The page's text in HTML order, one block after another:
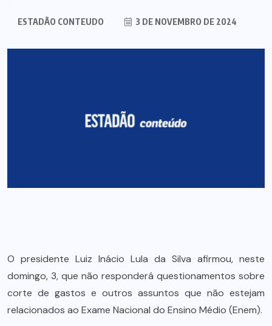
ESTADÃO CONTEUDO 3 DE NOVEMBRO DE 2024
O presidente Luiz Inácio Lula da Silva afirmou, neste
domingo, 3, que não responderá questionamentos sobre
corte de gastos e outros assuntos que não estejam
relacionados ao Exame Nacional do Ensino Médio (Enem).